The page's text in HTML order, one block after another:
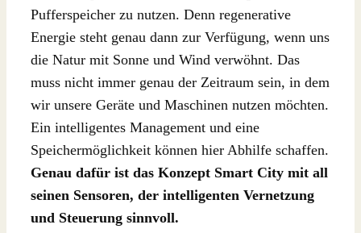
Pufferspeicher zu nutzen. Denn regenerative
Energie steht genau dann zur Verfügung, wenn uns
die Natur mit Sonne und Wind verwöhnt. Das
muss nicht immer genau der Zeitraum sein, in dem
wir unsere Geräte und Maschinen nutzen möchten.
Ein intelligentes Management und eine
Speichermöglichkeit können hier Abhilfe schaffen.
Genau dafür ist das Konzept Smart City mit all
seinen Sensoren, der intelligenten Vernetzung
und Steuerung sinnvoll.